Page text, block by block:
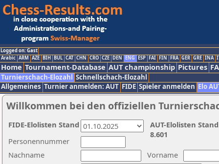
Logged on: Gast
Arabic ARM AZE BIH BUL CAT CHN CRO CZE DEN ENG ESP FAI FIN FRA GER GRE INA
Home Tournament-Database AUT championship Pictures
Turnierschach-Elozahl Schnellschach-Elozahl
Allgemeines Turnier anmelden: AUT FIDE Spieler anmelden Elo
Willkommen bei den offiziellen
Nachname
Vorname
Personennummer
AUT-Elolisten
8.601
FIDE-Elolisten Stand